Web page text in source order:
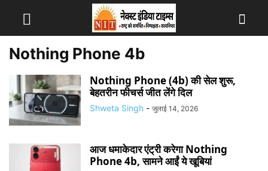
Nothing Phone 4b
Nothing Phone (4b) की सेल शुरू,
बेहतरीन फीचर्स जीत लेंगे दिल
Shweta Singh - जुलाई 14, 2026
आज धमाकेदार एंट्री करेगा Nothing
Phone 4b, सामने आईं ये खूबियां